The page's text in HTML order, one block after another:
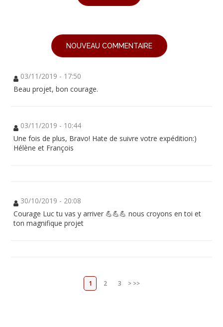
NOUVEAU COMMENTAIRE
03/11/2019 - 17:50
Beau projet, bon courage.
03/11/2019 - 10:44
Une fois de plus, Bravo! Hate de suivre votre expédition:)
Hélène et François
30/10/2019 - 20:08
Courage Luc tu vas y arriver 💪💪💪 nous croyons en toi et
ton magnifique projet
1 2 3 > >>